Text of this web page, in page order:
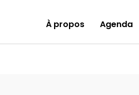
À propos Agenda